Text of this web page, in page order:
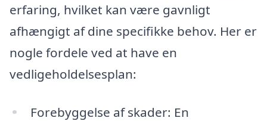
erfaring, hvilket kan være gavnligt
afhængigt af dine specifikke behov. Her er
nogle fordele ved at have en
vedligeholdelsesplan:
Forebyggelse af skader: En